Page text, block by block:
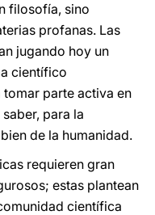
filosofía, sino
profanas. Las
jugando hoy un
científico
tomar parte activa en
para la
de la humanidad.
requieren gran
estas plantean
científica